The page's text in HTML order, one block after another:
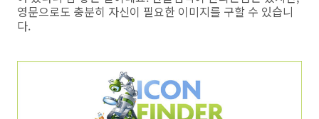
영문으로도 충분히 자신이 필요한 이미지를 구할 수 있습니
다.